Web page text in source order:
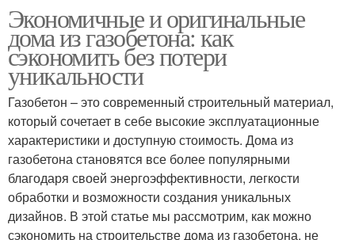
Экономичные и оригинальные
дома из газобетона: как
сэкономить без потери
уникальности
Газобетон – это современный строительный материал,
который сочетает в себе высокие эксплуатационные
характеристики и доступную стоимость. Дома из
газобетона становятся все более популярными
благодаря своей энергоэффективности, легкости
обработки и возможности создания уникальных
дизайнов. В этой статье мы рассмотрим, как можно
сэкономить на строительстве дома из газобетона, не